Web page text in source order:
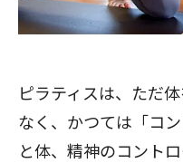
ピラティスは、ただ
なく、かつては「コ
と体、精神のコントロ